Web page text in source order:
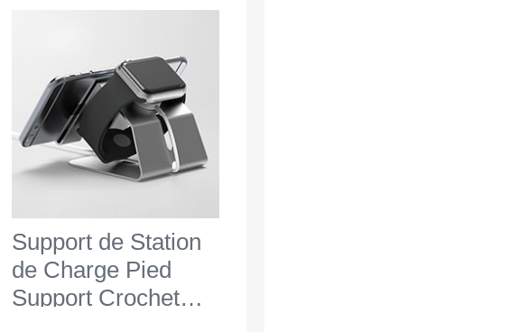
Support de Station
de Charge Pied
Support Crochet